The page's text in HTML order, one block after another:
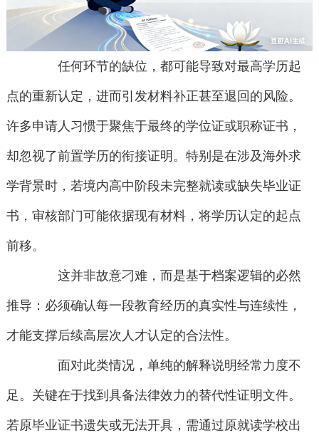
任何环节的缺位，都可能导致对最高学历起
点的重新认定，进而引发材料补正甚至退回的风险。
许多申请人习惯于聚焦于最终的学位证或职称证书，
却忽视了前置学历的衔接证明。特别是在涉及海外求
学背景时，若境内高中阶段未完整就读或缺失毕业证
书，审核部门可能依据现有材料，将学历认定的起点
前移。
这并非故意刁难，而是基于档案逻辑的必然
推导：必须确认每一段教育经历的真实性与连续性，
才能支撑后续高层次人才认定的合法性。
面对此类情况，单纯的解释说明经常力度不
足。关键在于找到具备法律效力的替代性证明文件。
若原毕业证书遗失或无法开具，需通过原就读学校出